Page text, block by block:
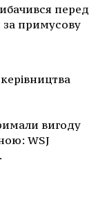
перед
примусову
вигоду
WSJ